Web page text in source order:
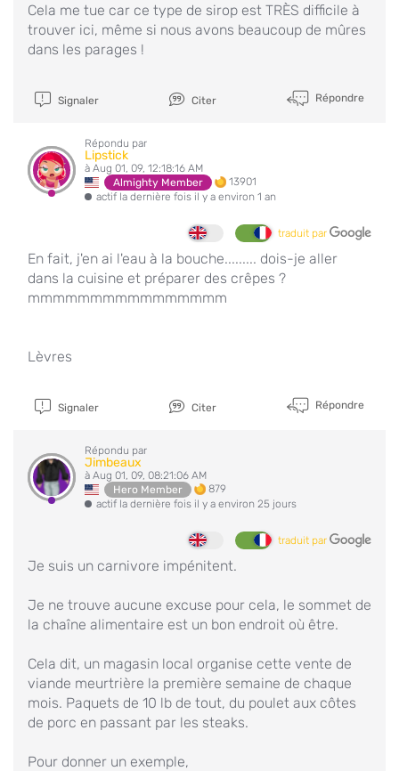
Cela me tue car ce type de sirop est TRÈS difficile à
trouver ici, même si nous avons beaucoup de mûres
dans les parages !
Signaler Citer Répondre
Répondu par
Lipstick
à Aug 01, 09, 12:18:16 AM
Almighty Member
13901
actif la dernière fois il y a environ 1 an
traduit par
En fait, j'en ai l'eau à la bouche......... dois-je aller
dans la cuisine et préparer des crêpes ?
mmmmmmmmmmmmmmmm
Lèvres
Signaler Citer Répondre
Répondu par
Jimbeaux
à Aug 01, 09, 08:21:06 AM
Hero Member
879
actif la dernière fois il y a environ 25 jours
traduit par
Je suis un carnivore impénitent.
Je ne trouve aucune excuse pour cela, le sommet de
la chaîne alimentaire est un bon endroit où être.
Cela dit, un magasin local organise cette vente de
viande meurtrière la première semaine de chaque
mois. Paquets de 10 lb de tout, du poulet aux côtes
de porc en passant par les steaks.
Pour donner un exemple,